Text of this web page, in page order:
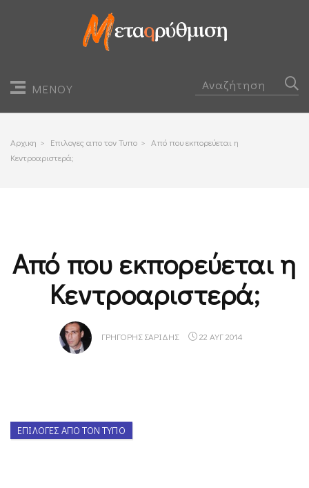
ΜΕΝΟΥ
Αρχικη > Επιλογες απο τον Τυπο > Από που εκπορεύεται η
Κεντροαριστερά;
Από που εκπορεύεται η
Κεντροαριστερά;
ΓΡΗΓΌΡΗΣ ΣΑΡΊΔΗΣ 22 ΑΥΓ 2014
ΕΠΙΛΟΓΈΣ ΑΠΌ ΤΟΝ ΤΎΠΟ